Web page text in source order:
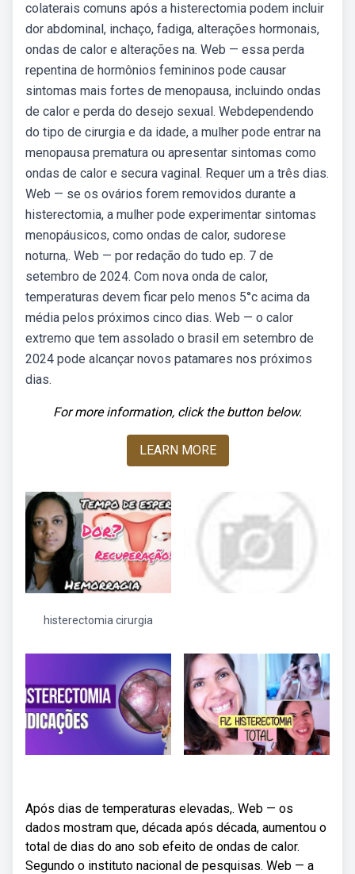
colaterais comuns após a histerectomia podem incluir
dor abdominal, inchaço, fadiga, alterações hormonais,
ondas de calor e alterações na. Web — essa perda
repentina de hormônios femininos pode causar
sintomas mais fortes de menopausa, incluindo ondas
de calor e perda do desejo sexual. Webdependendo
do tipo de cirurgia e da idade, a mulher pode entrar na
menopausa prematura ou apresentar sintomas como
ondas de calor e secura vaginal. Requer um a três dias.
Web — se os ovários forem removidos durante a
histerectomia, a mulher pode experimentar sintomas
menopáusicos, como ondas de calor, sudorese
noturna,. Web — por redação do tudo ep. 7 de
setembro de 2024. Com nova onda de calor,
temperaturas devem ficar pelo menos 5°c acima da
média pelos próximos cinco dias. Web — o calor
extremo que tem assolado o brasil em setembro de
2024 pode alcançar novos patamares nos próximos
dias.
For more information, click the button below.
LEARN MORE
histerectomia cirurgia
Após dias de temperaturas elevadas,. Web — os
dados mostram que, década após década, aumentou o
total de dias do ano sob efeito de ondas de calor.
Segundo o instituto nacional de pesquisas. Web — a